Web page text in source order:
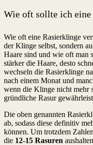
Wie oft sollte ich eine
Wie oft eine Rasierklinge
der Klinge selbst, sondern
Haare sind und wie oft man
stärker die Haare, desto
wechseln die Rasierklinge
nach einem Monat und
wenn die Klinge nicht mehr
gründliche Rasur
Die oben genannten
ab, sodass diese definitiv
können. Um trotzdem
die 12-15 Rasuren